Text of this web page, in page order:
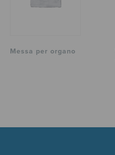
Messa per organo